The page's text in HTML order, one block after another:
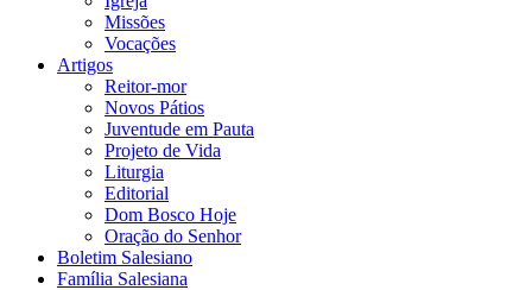
Missões
Vocações
Artigos
Reitor-mor
Novos Pátios
Juventude em Pauta
Projeto de Vida
Liturgia
Editorial
Dom Bosco Hoje
Oração do Senhor
Boletim Salesiano
Família Salesiana